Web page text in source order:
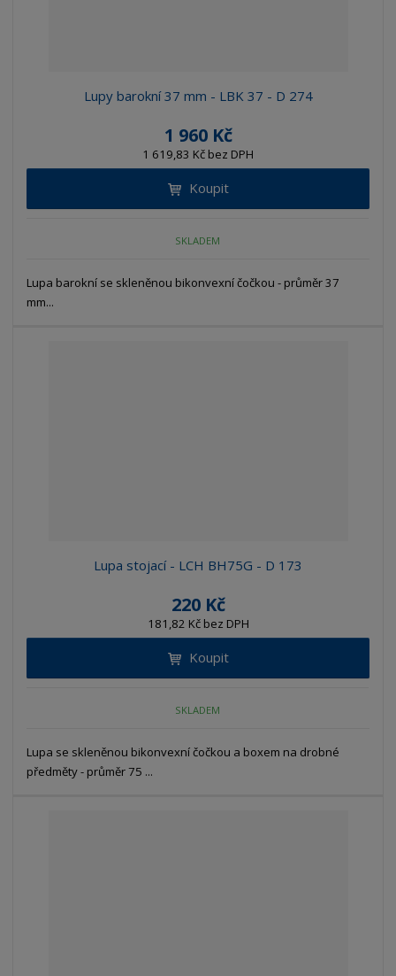
Lupy barokní 37 mm - LBK 37 - D 274
1 960 Kč
1 619,83 Kč bez DPH
Koupit
SKLADEM
Lupa barokní se skleněnou bikonvexní čočkou - průměr 37
mm...
Lupa stojací - LCH BH75G - D 173
220 Kč
181,82 Kč bez DPH
Koupit
SKLADEM
Lupa se skleněnou bikonvexní čočkou a boxem na drobné
předměty - průměr 75 ...